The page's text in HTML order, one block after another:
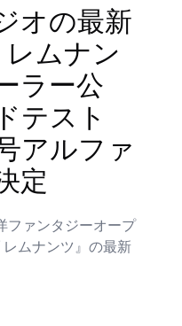
オの最新
ムナン
ラー公
テスト
アルファ
定
ァンタジーオープ
ムナンツ』の最新